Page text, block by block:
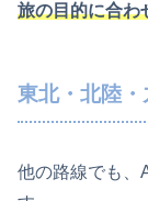
旅の目的に合わ
東北・北陸
他の路線でも、